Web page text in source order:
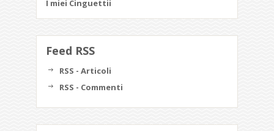
I miei Cinguettii
Feed RSS
RSS - Articoli
RSS - Commenti